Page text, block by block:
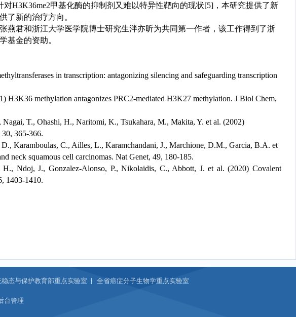
对H3K36me2甲基化酶的抑制剂又难以特异性靶向的现状[5]，本研究提供了新
了新的治疗方向。
燕君和浙江大学医学院博士研究生泮亦昕为共同第一作者，该工作得到了浙
基金的资助。
in transcription: antagonizing silencing and safeguarding transcription
methylation antagonizes PRC2-mediated H3K27 methylation. J Biol Chem,
T., Ohashi, H., Naritomi, K., Tsukahara, M., Makita, Y. et al. (2002)
365-366.
Karamboulas, C., Ailles, L., Karamchandani, J., Marchione, D.M., Garcia, B.A. et
neck squamous cell carcinomas. Nat Genet, 49, 180-185.
Ndoj, J., Gonzalez-Alonso, P., Nikolaidis, C., Abbott, J. et al. (2020) Covalent
1403-1410.
态与保护教育部重点实验室 全省癌症分子生物学重点实验室
台管理